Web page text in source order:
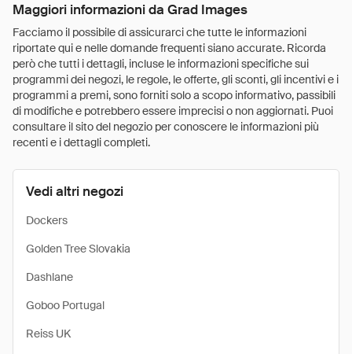
Maggiori informazioni da Grad Images
Facciamo il possibile di assicurarci che tutte le informazioni
riportate qui e nelle domande frequenti siano accurate. Ricorda
però che tutti i dettagli, incluse le informazioni specifiche sui
programmi dei negozi, le regole, le offerte, gli sconti, gli incentivi e i
programmi a premi, sono forniti solo a scopo informativo, passibili
di modifiche e potrebbero essere imprecisi o non aggiornati. Puoi
consultare il sito del negozio per conoscere le informazioni più
recenti e i dettagli completi.
Vedi altri negozi
Dockers
Golden Tree Slovakia
Dashlane
Goboo Portugal
Reiss UK